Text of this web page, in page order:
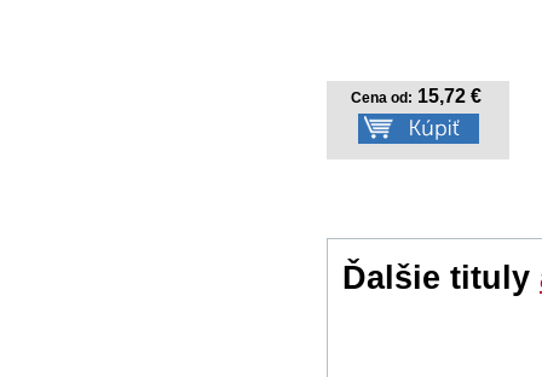
Cena od: 15,72 €
Ďalšie tituly